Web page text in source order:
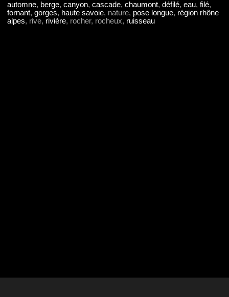
automne, berge, canyon, cascade, chaumont, défilé, eau, filé,
fornant, gorges, haute savoie, nature, pose longue, région rhône
alpes, rive, rivière, rocher, rocheux, ruisseau